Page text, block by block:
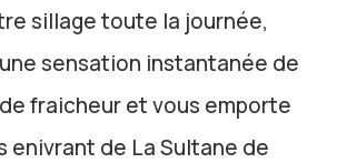
sillage toute la journée,
sensation instantanée de
fraicheur et vous emporte
enivrant de La Sultane de